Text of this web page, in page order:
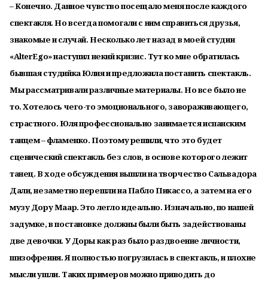
– Конечно. Данное чувство посещало меня после каждого
спектакля. Но всегда помогали с ним справиться друзья,
знакомые и случай. Несколько лет назад в моей студии
«AlterEgo» наступил некий кризис. Тут ко мне обратилась
бывшая студийка Юлия и предложила поставить спектакль.
Мы рассматривали различные материалы. Но все было не
то. Хотелось чего-то эмоционального, завораживающего,
страстного. Юля профессионально занимается испанским
танцем – фламенко. Поэтому решили, что это будет
сценический спектакль без слов, в основе которого лежит
танец. В ходе обсуждения вышли на творчество Сальвадора
Дали, незаметно перешли на Пабло Пикассо, а затем на его
музу Дору Маар. Это легло идеально. Изначально, по нашей
задумке, в постановке должны были быть задействованы
две девочки. У Доры как раз было раздвоение личности,
шизофрения. Я полностью погрузилась в спектакль, и плохие
мысли ушли. Таких примеров можно приводить до